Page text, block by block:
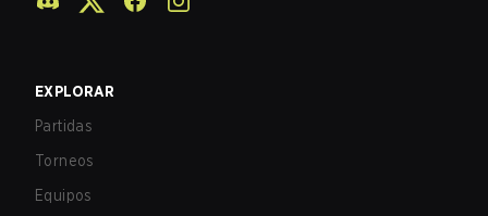
EXPLORAR
Partidas
Torneos
Equipos